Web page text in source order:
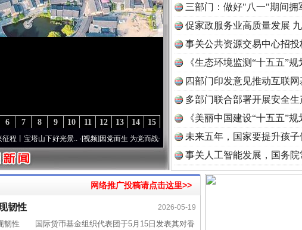
15
14
13
12
11
10
9
8
7
6
塔山下好光景..·[视频]因党而生 为党而战——百年“纪”事⑧加强纪律..·[视频]牢记初心使命 奋
三部门：做好"八一"期间拥
促家政服务业高质量发展
事关公共资源交易中心招
《生态环境监测“十五五”
读
四部门印发意见推动互联
多部门联合部署开展安全生
《美丽中国建设“十五五”
未来五年，国家要提升孩
事关人工智能发展，国务
网络推广投稿请点击这里>>
2026-05-19
韧性
性 国际货币基金组织代表团于5月15日发表其对香